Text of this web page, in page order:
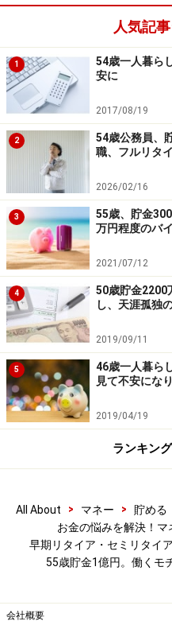
人気記
1
54歳一人暮ら
安に
2017/08/19
2
54歳公務員、
職、フルリタ
2026/02/16
3
55歳、貯金
万円程度のバ
2021/07/12
4
50歳貯金2200
し、天涯孤独
2019/09/11
5
46歳一人暮ら
見て不安にな
2019/04/19
ランキン
All About > マネー > 貯める
お金の悩みを解決！
早期リタイア・セミリタイ
55歳貯金1億円。働くモ
会社概要